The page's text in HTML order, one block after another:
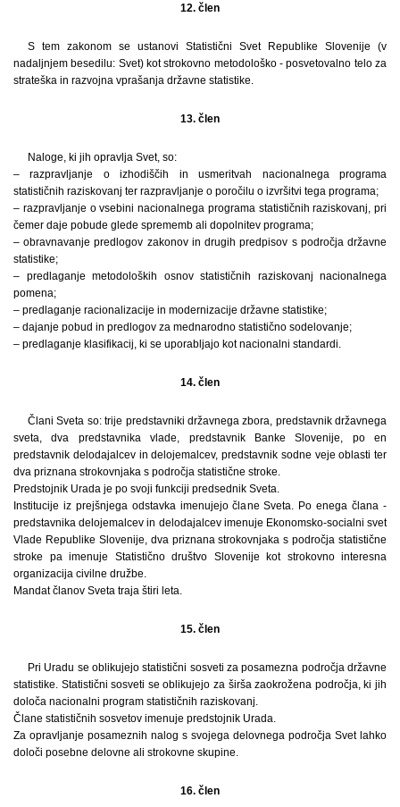
12. člen
S tem zakonom se ustanovi Statistični Svet Republike Slovenije (v
nadaljnjem besedilu: Svet) kot strokovno metodološko - posvetovalno telo za
strateška in razvojna vprašanja državne statistike.
13. člen
Naloge, ki jih opravlja Svet, so:
– razpravljanje o izhodiščih in usmeritvah nacionalnega programa
statističnih raziskovanj ter razpravljanje o poročilu o izvršitvi tega programa;
– razpravljanje o vsebini nacionalnega programa statističnih raziskovanj, pri
čemer daje pobude glede sprememb ali dopolnitev programa;
– obravnavanje predlogov zakonov in drugih predpisov s področja državne
statistike;
– predlaganje metodoloških osnov statističnih raziskovanj nacionalnega
pomena;
– predlaganje racionalizacije in modernizacije državne statistike;
– dajanje pobud in predlogov za mednarodno statistično sodelovanje;
– predlaganje klasifikacij, ki se uporabljajo kot nacionalni standardi.
14. člen
Člani Sveta so: trije predstavniki državnega zbora, predstavnik državnega
sveta, dva predstavnika vlade, predstavnik Banke Slovenije, po en
predstavnik delodajalcev in delojemalcev, predstavnik sodne veje oblasti ter
dva priznana strokovnjaka s področja statistične stroke.
Predstojnik Urada je po svoji funkciji predsednik Sveta.
Institucije iz prejšnjega odstavka imenujejo člane Sveta. Po enega člana -
predstavnika delojemalcev in delodajalcev imenuje Ekonomsko-socialni svet
Vlade Republike Slovenije, dva priznana strokovnjaka s področja statistične
stroke pa imenuje Statistično društvo Slovenije kot strokovno interesna
organizacija civilne družbe.
Mandat članov Sveta traja štiri leta.
15. člen
Pri Uradu se oblikujejo statistični sosveti za posamezna področja državne
statistike. Statistični sosveti se oblikujejo za širša zaokrožena področja, ki jih
določa nacionalni program statističnih raziskovanj.
Člane statističnih sosvetov imenuje predstojnik Urada.
Za opravljanje posameznih nalog s svojega delovnega področja Svet lahko
določi posebne delovne ali strokovne skupine.
16. člen